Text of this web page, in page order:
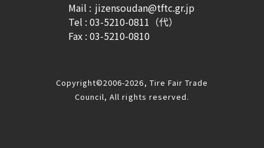
Mail : jizensoudan@tftc.gr.jp
Tel : 03-5210-0811（代）
Fax : 03-5210-0810
Copyright©2006-2026, Tire Fair Trade
Council, All rights reserved.